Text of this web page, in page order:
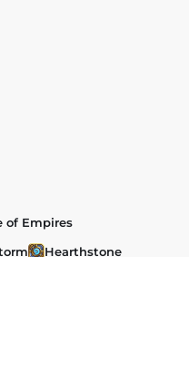
of Empires
Hearthstone